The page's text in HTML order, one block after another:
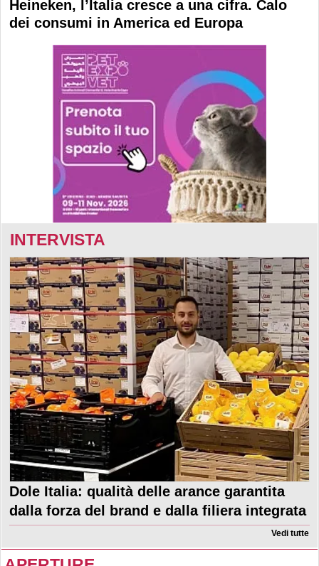
Heineken, l’Italia cresce a una cifra. Calo
dei consumi in America ed Europa
INTERVISTA
Dole Italia: qualità delle arance garantita
dalla forza del brand e dalla filiera integrata
Vedi tutte